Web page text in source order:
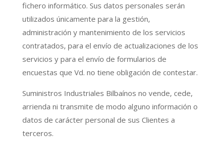
fichero informático. Sus datos personales serán
utilizados únicamente para la gestión,
administración y mantenimiento de los servicios
contratados, para el envío de actualizaciones de los
servicios y para el envío de formularios de
encuestas que Vd. no tiene obligación de contestar.
Suministros Industriales Bilbaínos no vende, cede,
arrienda ni transmite de modo alguno información o
datos de carácter personal de sus Clientes a
terceros.